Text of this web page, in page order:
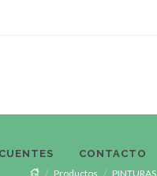
CONTACTO
Productos PINTURAS